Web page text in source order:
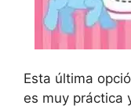
Esta última
es muy práctica